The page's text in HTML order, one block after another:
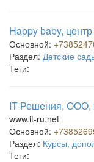
Happy baby,
Основной:
Раздел: Детские
Теги:
IT-Решения, ООО,
www.it-ru.net
Основной:
Раздел: Курсы,
Теги: